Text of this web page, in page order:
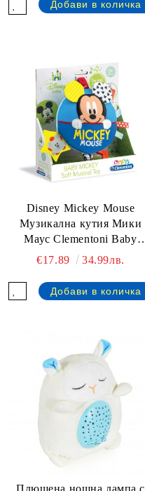
Disney Mickey Mouse
Музикална кутия Мики
Маус Clementoni Baby
17211
€17.89 34.99лв.
Плюшена нощна лампа с